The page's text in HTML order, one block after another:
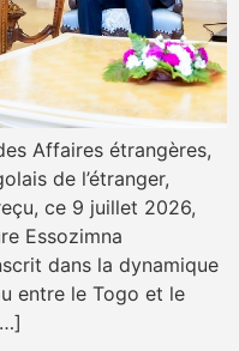
Affaires étrangères,
de l’étranger,
ce 9 juillet 2026,
Essozimna
dans la dynamique
entre le Togo et le